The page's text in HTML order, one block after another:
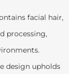
facial hair,
processing,
design upholds